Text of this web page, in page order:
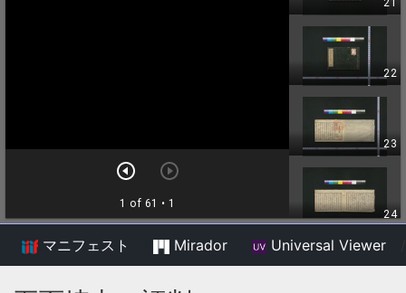
マニフェスト Mirador Universal Viewer